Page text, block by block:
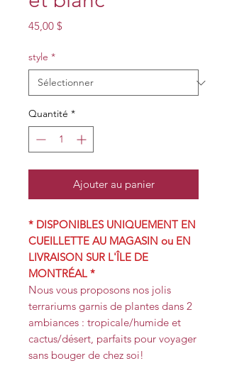
45,00 $
style *
Quantité *
Ajouter au panier
* DISPONIBLES UNIQUEMENT EN
CUEILLETTE AU MAGASIN ou EN
LIVRAISON SUR L'ÎLE DE
MONTRÉAL *
Nous vous proposons nos jolis
terrariums garnis de plantes dans 2
ambiances : tropicale/humide et
cactus/désert, parfaits pour voyager
sans bouger de chez soi!